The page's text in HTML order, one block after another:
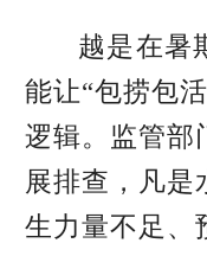
越是在暑
能让“包捞包
逻辑。监管部
展排查，凡是
生力量不足、